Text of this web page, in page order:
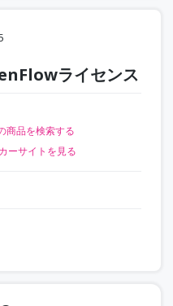
ライセンス
商品を検索する
ーサイトを見る